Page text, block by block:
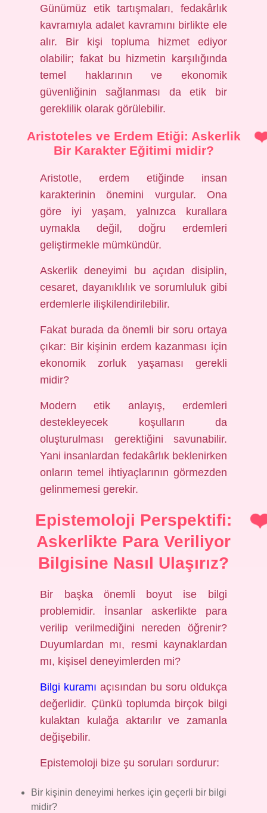
Günümüz etik tartışmaları, fedakârlık
kavramıyla adalet kavramını birlikte ele
alır. Bir kişi topluma hizmet ediyor
olabilir; fakat bu hizmetin karşılığında
temel haklarının ve ekonomik
güvenliğinin sağlanması da etik bir
gereklilik olarak görülebilir.
Aristoteles ve Erdem Etiği: Askerlik
Bir Karakter Eğitimi midir?
Aristotle, erdem etiğinde insan
karakterinin önemini vurgular. Ona
göre iyi yaşam, yalnızca kurallara
uymakla değil, doğru erdemleri
geliştirmekle mümkündür.
Askerlik deneyimi bu açıdan disiplin,
cesaret, dayanıklılık ve sorumluluk gibi
erdemlerle ilişkilendirilebilir.
Fakat burada da önemli bir soru ortaya
çıkar: Bir kişinin erdem kazanması için
ekonomik zorluk yaşaması gerekli
midir?
Modern etik anlayış, erdemleri
destekleyecek koşulların da
oluşturulması gerektiğini savunabilir.
Yani insanlardan fedakârlık beklenirken
onların temel ihtiyaçlarının görmezden
gelinmemesi gerekir.
Epistemoloji Perspektifi:
Askerlikte Para Veriliyor
Bilgisine Nasıl Ulaşırız?
Bir başka önemli boyut ise bilgi
problemidir. İnsanlar askerlikte para
verilip verilmediğini nereden öğrenir?
Duyumlardan mı, resmi kaynaklardan
mı, kişisel deneyimlerden mi?
Bilgi kuramı açısından bu soru oldukça
değerlidir. Çünkü toplumda birçok bilgi
kulaktan kulağa aktarılır ve zamanla
değişebilir.
Epistemoloji bize şu soruları sordurur:
Bir kişinin deneyimi herkes için geçerli bir bilgi
midir?